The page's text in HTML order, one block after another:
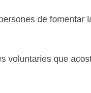
de fomentar
voluntaries que